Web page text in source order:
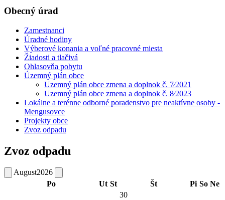
Obecný úrad
Zamestnanci
Úradné hodiny
Výberové konania a voľné pracovné miesta
Žiadosti a tlačivá
Ohlasovňa pobytu
Územný plán obce
Uzemný plán obce zmena a doplnok č. 7⁄2021
Uzemný plán obce zmena a doplnok č. 8⁄2023
Lokálne a terénne odborné poradenstvo pre neaktívne osoby -
Mengusovce
Projekty obce
Zvoz odpadu
Zvoz odpadu
August2026
Po
Ut St Št Pi So Ne
30